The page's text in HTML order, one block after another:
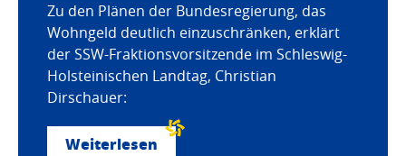
Zu den Plänen der Bundesregierung, das
Wohngeld deutlich einzuschränken, erklärt
der SSW-Fraktionsvorsitzende im Schleswig-
Holsteinischen Landtag, Christian
Dirschauer:
Weiterlesen